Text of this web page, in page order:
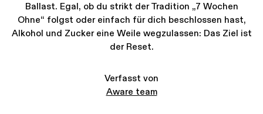
Ballast. Egal, ob du strikt der Tradition „7 Wochen
Ohne“ folgst oder einfach für dich beschlossen hast,
Alkohol und Zucker eine Weile wegzulassen: Das Ziel ist
der Reset.
Verfasst von
Aware team